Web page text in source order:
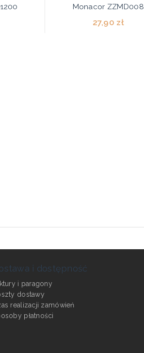
Monacor ZZMD008
27,90 zł
i dostępność
i paragony
dostawy
realizacji zamówień
płatności